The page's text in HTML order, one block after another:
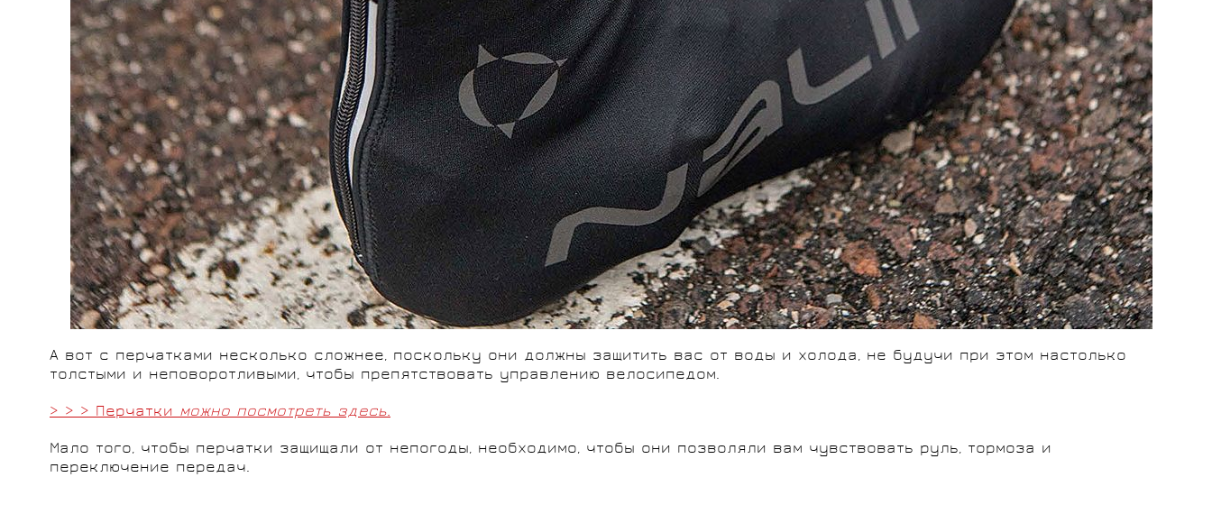
А вот с перчатками несколько сложнее, поскольку они должны защитить вас от воды и холода, не будучи при этом настолько
толстыми и неповоротливыми, чтобы препятствовать управлению велосипедом.
> > > Перчаткиможно посмотреть здесь.
Мало того, чтобы перчатки защищали от непогоды, необходимо, чтобы они позволяли вам чувствовать руль, тормоза и
переключение передач.